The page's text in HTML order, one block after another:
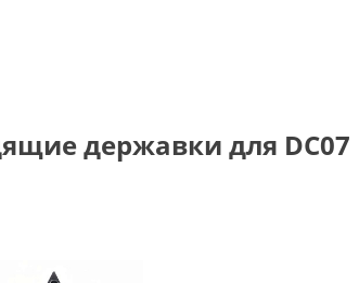
державки для DC07